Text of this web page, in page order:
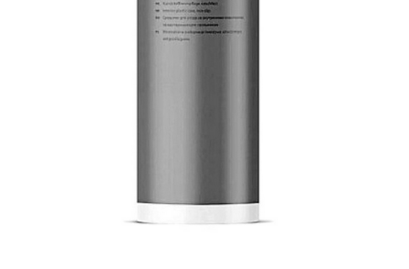
Bord | Plastice Interioare
Parfumuri | Odorizante